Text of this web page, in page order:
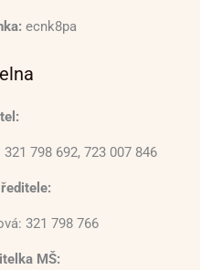
ecnk8pa
798 692, 723 007 846
321 798 766
MŠ: